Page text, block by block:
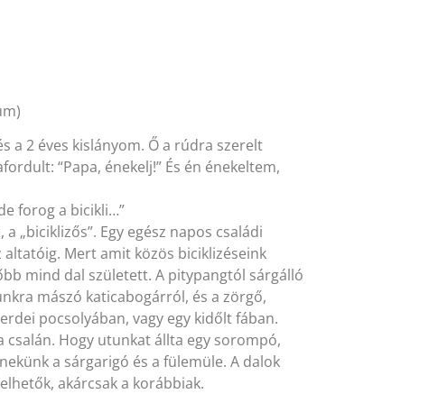
a 2 éves kislányom. Ő a rúdra szerelt
“Papa, énekelj!” És én énekeltem,
forog a bicikli…”
„biciklizős”. Egy egész napos családi
Mert amit közös biciklizéseink
mind dal született. A pitypangtól sárgálló
mászó katicabogárról, és a zörgő,
pocsolyában, vagy egy kidőlt fában.
csalán. Hogy utunkat állta egy sorompó,
a sárgarigó és a fülemüle. A dalok
akárcsak a korábbiak.